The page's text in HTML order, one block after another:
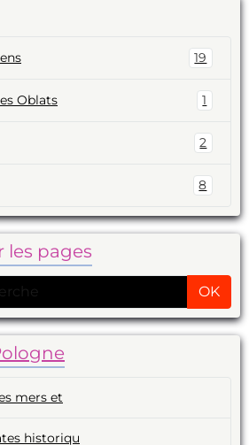
19
Oblats 1
2
8
les pages
OK
mers et
historiqu